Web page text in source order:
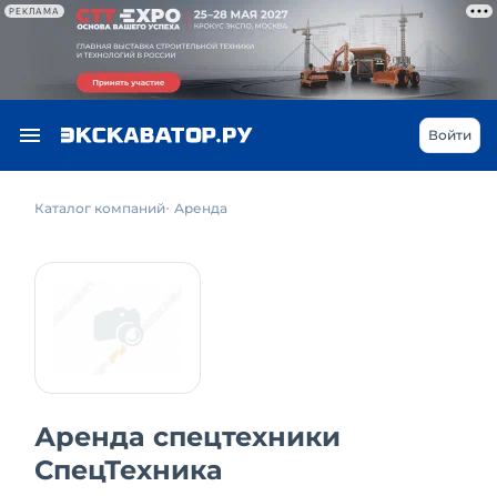
РЕКЛАМА
Войти
Каталог компаний Аренда
Аренда спецтехники
СпецТехника